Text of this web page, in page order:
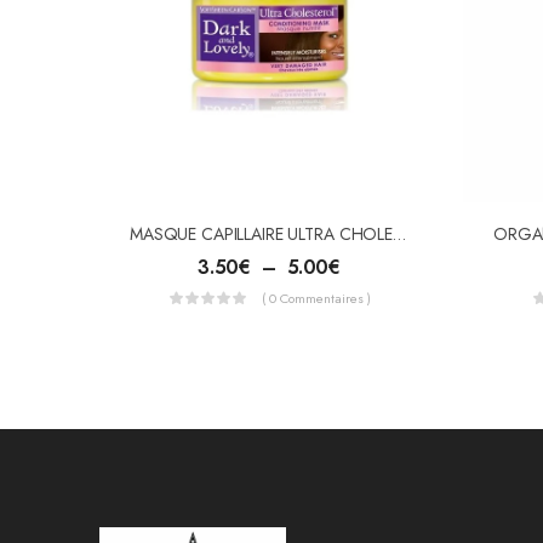
MASQUE CAPILLAIRE ULTRA CHOLESTEROL
3.50€ – 5.00€
( 0 Commentaires )